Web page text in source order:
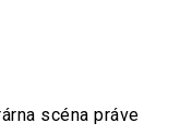
scéna práve